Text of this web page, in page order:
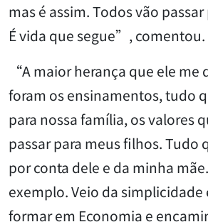
mas é assim. Todos vão
É vida que segue”, comentou.
“A maior herança que ele me
foram os ensinamentos, tudo
para nossa família, os valores
passar para meus filhos. Tudo
por conta dele e da minha
exemplo. Veio da simplicidade
formar em Economia e